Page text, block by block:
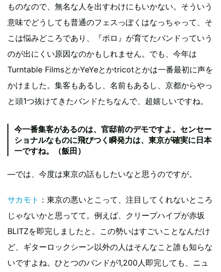
ものなので、無名な人を出すわけにもいかない。そういう
意味でどうしても普通のフェスっぽくはなっちゃって、そ
こは悩みどころであり、『ボロ』が育てたバンドっていう
のが出にくい原因なのかもしれません。でも、今年は
Turntable FilmsとかYeYeとかtricotとかは一番最初に声を
かけました。集客もあるし、名前もあるし、京都からやっ
と頭1つ抜けてきたバンドたちなんで、超嬉しいですね。
今一番集客があるのは、官邸前のデモですよ。センセー
ショナルなものに飛びつく瞬発力は、東京が確実に日本
一ですね。（飯田）
―では、今度は東京の話もしたいなと思うのですが。
サカモト ：東京の悪いとこって、注目してくれないところ
じゃないかと思ってて。例えば、クリープハイプが赤坂
BLITZを即完しましたと。この勢いはすごいことなんだけ
ど、ギターロックシーン以外の人はそんなこと誰も知らな
いですよね。ひとつのバンドが1,200人即完しても、ニュ